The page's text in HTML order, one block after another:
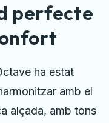
perfecte
ha estat
amb el
alçada, amb tons